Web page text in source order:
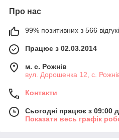
Про нас
99% позитивних з 566
Працює з 02.03.2014
м. с. Рожнів
вул. Дорошенка 12, с.
Контакти
Сьогодні працює з 09:00
Показати весь графік